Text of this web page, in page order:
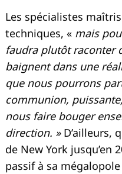
Les spécialistes
techniques, « mais
faudra plutôt raconter
baignent dans une
que nous pourrons
communion,
nous faire bouger
direction. »D’ailleurs,
de New York jusqu’en
passif à sa